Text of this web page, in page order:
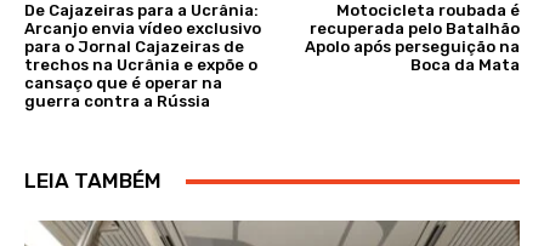
De Cajazeiras para a Ucrânia:
Arcanjo envia vídeo exclusivo
para o Jornal Cajazeiras de
trechos na Ucrânia e expõe o
cansaço que é operar na
guerra contra a Rússia
Motocicleta roubada é
recuperada pelo Batalhão
Apolo após perseguição na
Boca da Mata
LEIA TAMBÉM